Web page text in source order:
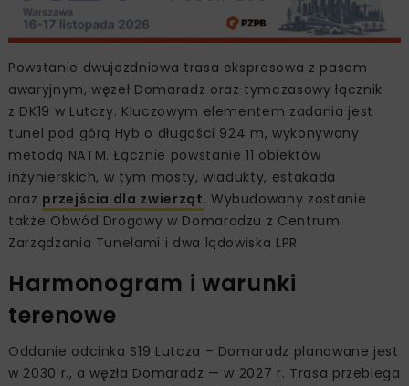
Powstanie dwujezdniowa trasa ekspresowa z pasem
awaryjnym, węzeł Domaradz oraz tymczasowy łącznik
z DK19 w Lutczy. Kluczowym elementem zadania jest
tunel pod górą Hyb o długości 924 m, wykonywany
metodą NATM. Łącznie powstanie 11 obiektów
inżynierskich, w tym mosty, wiadukty, estakada
oraz przejścia dla zwierząt. Wybudowany zostanie
także Obwód Drogowy w Domaradzu z Centrum
Zarządzania Tunelami i dwa lądowiska LPR.
Harmonogram i warunki
terenowe
Oddanie odcinka S19 Lutcza – Domaradz planowane jest
w 2030 r., a węzła Domaradz — w 2027 r. Trasa przebiega